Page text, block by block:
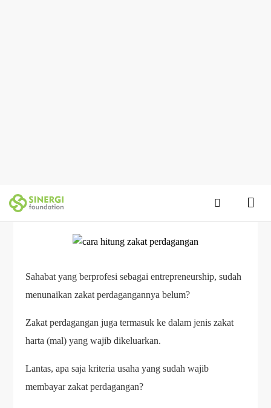
Sahabat yang berprofesi sebagai entrepreneurship, sudah
menunaikan zakat perdagangannya belum?
Zakat perdagangan juga termasuk ke dalam jenis zakat
harta (mal) yang wajib dikeluarkan.
Lantas, apa saja kriteria usaha yang sudah wajib
membayar zakat perdagangan?